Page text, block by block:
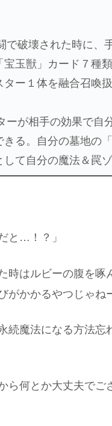
破壊された時に、
玉獣」カード７種
ー１体を融合召喚
ーが相手の効果で自
る。自分の墓地の
て自分の魔法＆罠
と…！？」
はルビーの腹を啄
がかかるやつじゃね
続魔法になる方法忘
ら何とか大丈夫でご